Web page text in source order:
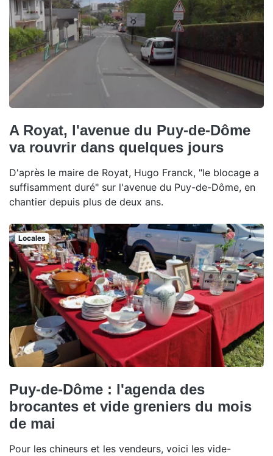
A Royat, l'avenue du Puy-de-Dôme
va rouvrir dans quelques jours
D'après le maire de Royat, Hugo Franck, "le blocage a
suffisamment duré" sur l'avenue du Puy-de-Dôme, en
chantier depuis plus de deux ans.
Locales
Puy-de-Dôme : l'agenda des
brocantes et vide greniers du mois
de mai
Pour les chineurs et les vendeurs, voici les vide-